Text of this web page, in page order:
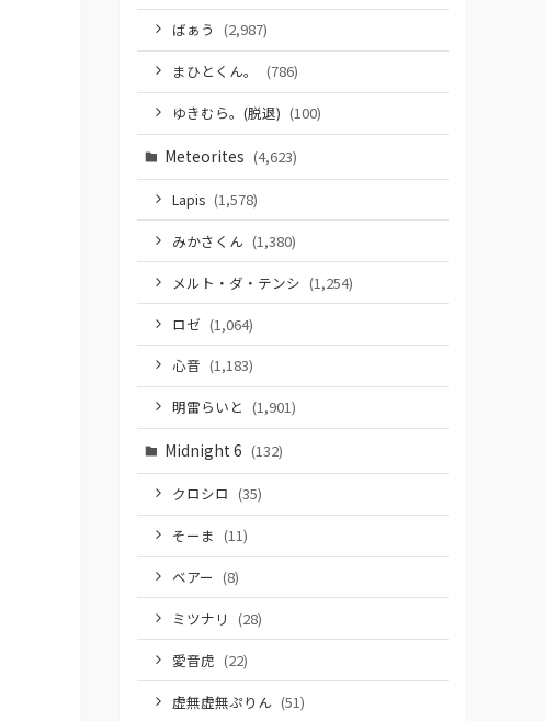
ばぁう (2,987)
まひとくん。
(786)
ゆきむら。(脱退) (100)
Meteorites (4,623)
Lapis (1,578)
みかさくん (1,380)
メルト・ダ・テンシ (1,254)
ロゼ (1,064)
心音 (1,183)
明雷らいと (1,901)
Midnight 6 (132)
クロシロ (35)
そーま (11)
ベアー (8)
ミツナリ (28)
愛音虎 (22)
虚無虚無ぷりん (51)